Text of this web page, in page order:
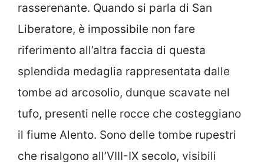
rasserenante. Quando si parla di San
Liberatore, è impossibile non fare
riferimento all’altra faccia di questa
splendida medaglia rappresentata dalle
tombe ad arcosolio, dunque scavate nel
tufo, presenti nelle rocce che costeggiano
il fiume Alento. Sono delle tombe rupestri
che risalgono all’VIII-IX secolo, visibili